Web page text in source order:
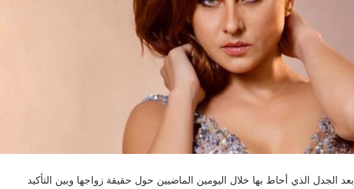
بعد الجدل الذي أحاط بها خلال اليومين الماضيين حول حقيقة زواجها وبين التأكيد